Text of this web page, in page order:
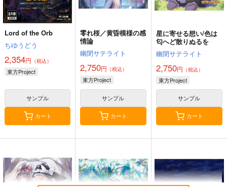
Lord of the Orb
ちゆうどう
2,354円 （税込）
東方Project
サンプル
カート
零れ桜／黄昏模様の感
情論
幽閉サテライト
2,750円 （税込）
東方Project
サンプル
カート
星に寄せる想い/色は
匂へど散りぬるを
幽閉サテライト
2,750円 （税込）
東方Project
サンプル
カート